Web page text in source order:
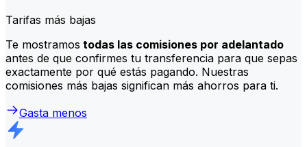
Tarifas más bajas
Te mostramos todas las comisiones por adelantado
antes de que confirmes tu transferencia para que sepas
exactamente por qué estás pagando. Nuestras
comisiones más bajas significan más ahorros para ti.
Gasta menos